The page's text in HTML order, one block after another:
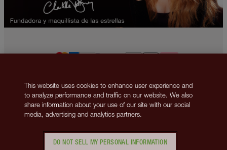
2013-2026 © Charlotte Tilbury Beauty Inc., trading as Charlotte Tilbury
Beauty. All rights reserved. Company number 5493834, registered in
Delaware. Business Address 148 Lafayette Street, New York, NY 10013.
VAT number: GB 144 0736 30. Ponte en contacto con nosotros
Política de privacidad
Política de cookies
Términos y condiciones
Políticas corporativas
This website uses cookies to enhance user experience and
to analyze performance and traffic on our website. We also
share information about your use of our site with our social
media, advertising and analytics partners.
DO NOT SELL MY PERSONAL INFORMATION